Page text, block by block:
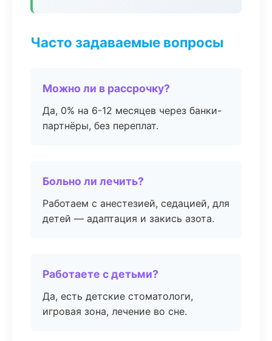
Часто задаваемые вопросы
Можно ли в рассрочку?
Да, 0% на 6-12 месяцев через банки-
партнёры, без переплат.
Больно ли лечить?
Работаем с анестезией, седацией, для
детей — адаптация и закись азота.
Работаете с детьми?
Да, есть детские стоматологи,
игровая зона, лечение во сне.